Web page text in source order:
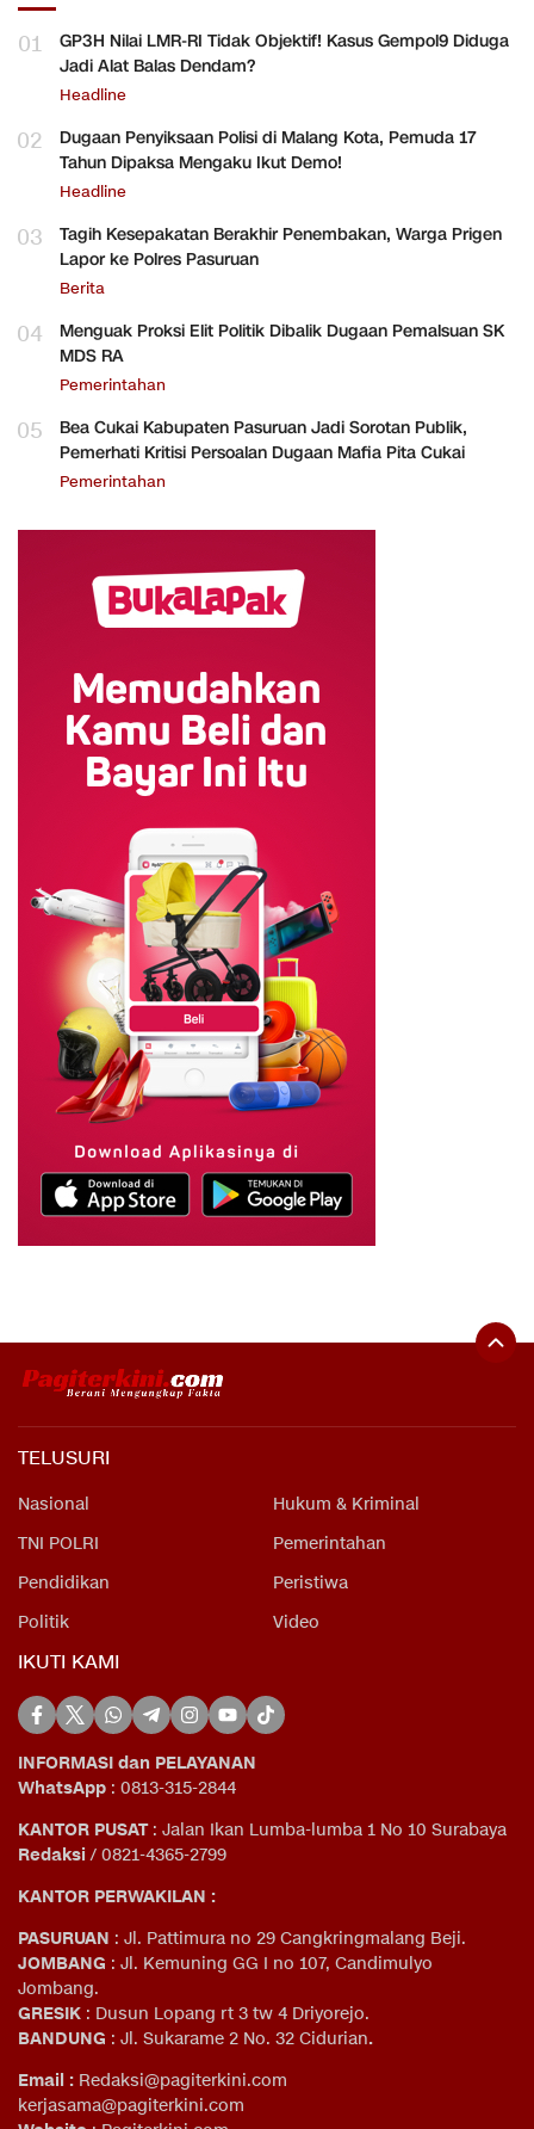
01
GP3H Nilai LMR-RI Tidak Objektif! Kasus Gempol9 Diduga
Jadi Alat Balas Dendam?
Headline
02
Dugaan Penyiksaan Polisi di Malang Kota, Pemuda 17
Tahun Dipaksa Mengaku Ikut Demo!
Headline
03
Tagih Kesepakatan Berakhir Penembakan, Warga Prigen
Lapor ke Polres Pasuruan
Berita
04
Menguak Proksi Elit Politik Dibalik Dugaan Pemalsuan SK
MDS RA
Pemerintahan
05
Bea Cukai Kabupaten Pasuruan Jadi Sorotan Publik,
Pemerhati Kritisi Persoalan Dugaan Mafia Pita Cukai
Pemerintahan
TELUSURI
Nasional
Hukum & Kriminal
TNI POLRI
Pemerintahan
Pendidikan
Peristiwa
Politik
Video
IKUTI KAMI
INFORMASI dan PELAYANAN
WhatsApp : 0813-315-2844
KANTOR PUSAT: Jalan Ikan Lumba-lumba 1 No 10 Surabaya
Redaksi / 0821-4365-2799
KANTOR PERWAKILAN :
PASURUAN : Jl. Pattimura no 29 Cangkringmalang Beji.
JOMBANG : Jl. Kemuning GG I no 107, Candimulyo
Jombang.
GRESIK : Dusun Lopang rt 3 tw 4 Driyorejo.
BANDUNG : Jl. Sukarame 2 No. 32 Cidurian.
Email : Redaksi@pagiterkini.com
kerjasama@pagiterkini.com